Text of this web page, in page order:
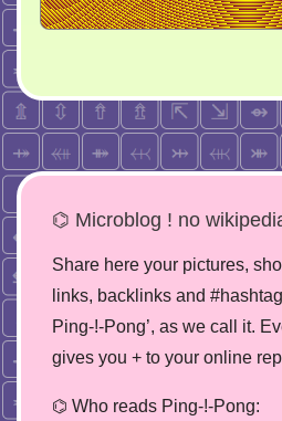
⌬ Microblog ! no
Share here your pictures,
links, backlinks and
Ping-!-Pong’, as we call it.
gives you + to your online
⌬ Who reads Ping-!-Pong: